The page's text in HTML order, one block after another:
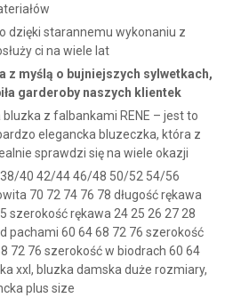
dzięki starannemu wykonaniu z
ci na wiele lat
z myślą o bujniejszych sylwetkach,
garderoby naszych klientek
bluzka z falbankami RENE – jest to
elegancka bluzeczka, która z
sprawdzi się na wiele okazji
38/40 42/44 46/48 50/52 54/56
70 72 74 76 78 długość rękawa
szerokość rękawa 24 25 26 27 28
pachami 60 64 68 72 76 szerokość
72 76 szerokość w biodrach 60 64
xxl, bluzka damska duże rozmiary,
plus size